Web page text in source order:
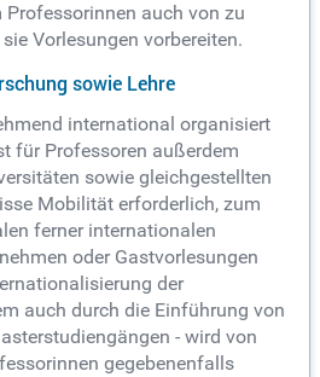
auch von zu
Vorlesungen vorbereiten.
sowie Lehre
international organisiert
für Professoren außerdem
sowie gleichgestellten
Mobilität erforderlich, zum
ferner internationalen
oder Gastvorlesungen
der
auch durch die Einführung von
- wird von
gegebenenfalls